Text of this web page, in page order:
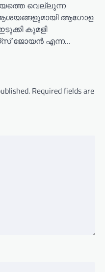
വെല്ലുന്ന
ആശയങ്ങളുമായി ആഗോള
കുമളി
ജോയൻ എന്ന…
Required fields are